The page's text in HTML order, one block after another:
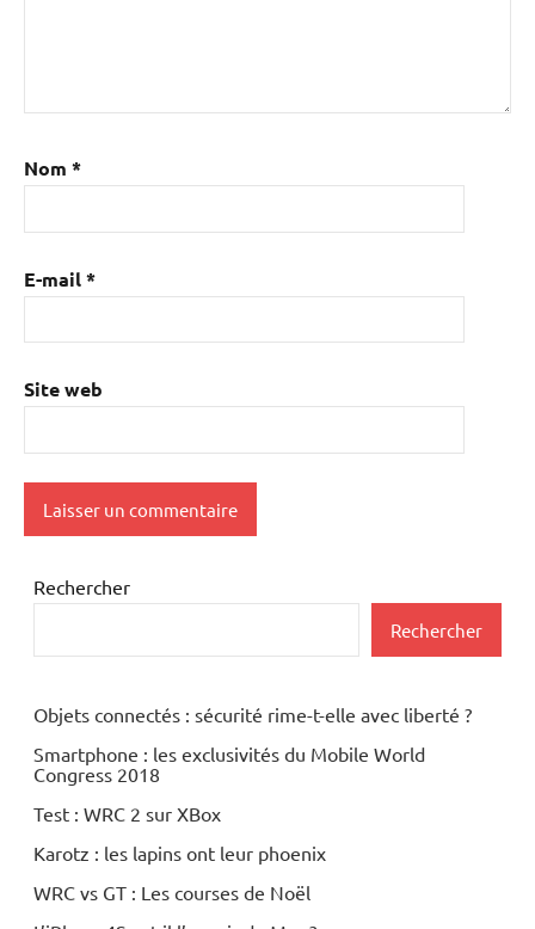
Nom *
E-mail*
Site web
Rechercher
Rechercher
Objets connectés : sécurité rime-t-elle avec liberté ?
Smartphone : les exclusivités du Mobile World
Congress 2018
Test : WRC 2 sur XBox
Karotz : les lapins ont leur phoenix
WRC vs GT : Les courses de Noël